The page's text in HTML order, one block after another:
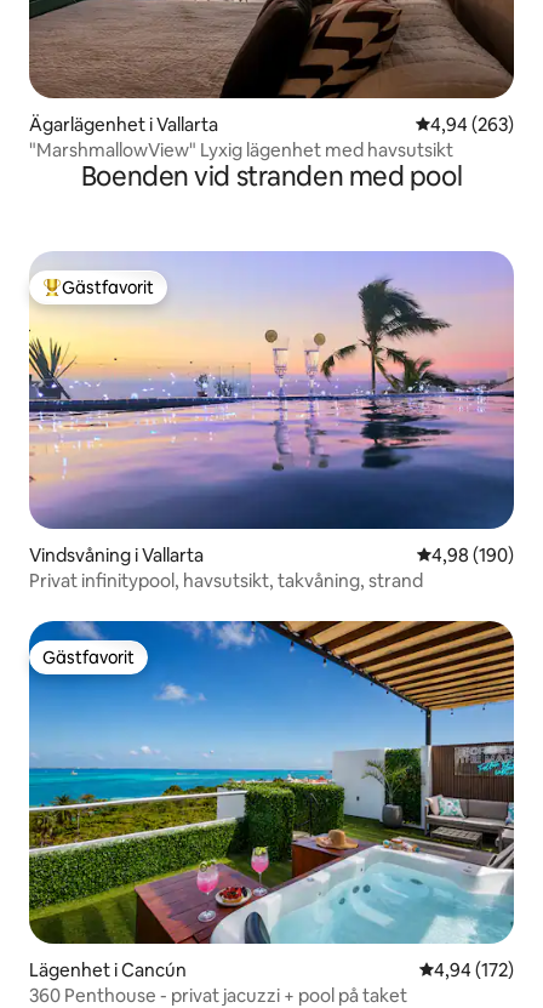
Ägarlägenhet i Vallarta 4,94 av 5 i
4,94 (263)
"MarshmallowView" Lyxig lägenhet med havsutsikt
Boenden vid stranden med pool
Populär gästfavorit
Gästfavorit
Vindsvåning i Vallarta 4,98 av 5 i
4,98 (190)
Privat infinitypool, havsutsikt, takvåning, strand
Gästfavorit
Gästfavorit
Lägenhet i Cancún 4,94 av 5 i
4,94 (172)
360 Penthouse - privat jacuzzi + pool på taket